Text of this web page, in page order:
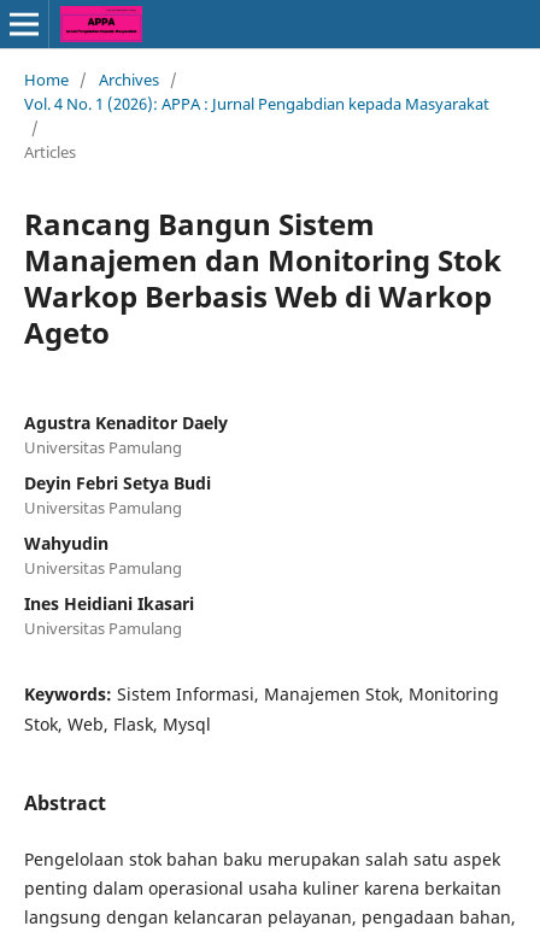
Home / Archives /
Vol. 4 No. 1 (2026): APPA : Jurnal Pengabdian kepada Masyarakat
/
Articles
Rancang Bangun Sistem
Manajemen dan Monitoring Stok
Warkop Berbasis Web di Warkop
Ageto
Agustra Kenaditor Daely
Universitas Pamulang
Deyin Febri Setya Budi
Universitas Pamulang
Wahyudin
Universitas Pamulang
Ines Heidiani Ikasari
Universitas Pamulang
Keywords: Sistem Informasi, Manajemen Stok, Monitoring
Stok, Web, Flask, Mysql
Abstract
Pengelolaan stok bahan baku merupakan salah satu aspek
penting dalam operasional usaha kuliner karena berkaitan
langsung dengan kelancaran pelayanan, pengadaan bahan,